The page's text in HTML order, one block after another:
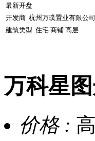
最新开盘
开发商 杭州万璞置业有限公司
建筑类型 住宅 商铺 高层
万科星
价格 :